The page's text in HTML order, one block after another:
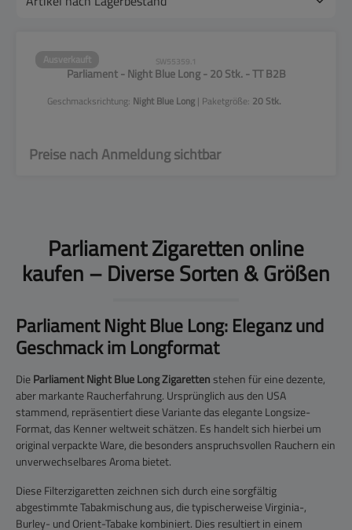
SW55359.1
Parliament - Night Blue Long - 20 Stk. - TT B2B
Geschmacksrichtung: Night Blue Long | Paketgröße: 20 Stk.
Preise nach Anmeldung sichtbar
Parliament Zigaretten online
kaufen – Diverse Sorten & Größen
Parliament Night Blue Long: Eleganz und
Geschmack im Longformat
DieParliament Night Blue Long Zigarettenstehen für eine dezente,
aber markante Raucherfahrung. Ursprünglich aus den USA
stammend, repräsentiert diese Variante das elegante Longsize-
Format, das Kenner weltweit schätzen. Es handelt sich hierbei um
original verpackte Ware, die besonders anspruchsvollen Rauchern ein
unverwechselbares Aroma bietet.
Diese Filterzigaretten zeichnen sich durch eine sorgfältig
abgestimmte Tabakmischung aus, die typischerweise Virginia-,
Burley- und Orient-Tabake kombiniert. Dies resultiert in einem